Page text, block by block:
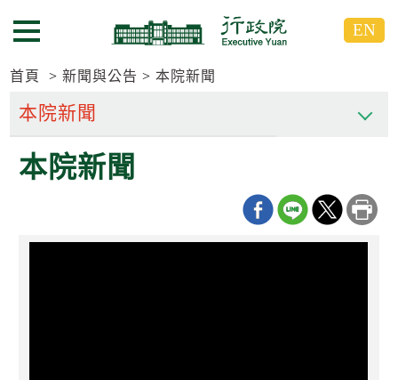
到
要
區
到
要
區
選單按鈕 EN
首頁 新聞與公告 本院新聞
本院新聞